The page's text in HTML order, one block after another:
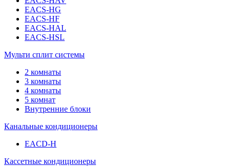
EACS-HG
EACS-HF
EACS-HAL
EACS-HSL
Мульти сплит системы
2 комнаты
3 комнаты
4 комнаты
5 комнат
Внутренние блоки
Канальные кондиционеры
EACD-H
Кассетные кондиционеры